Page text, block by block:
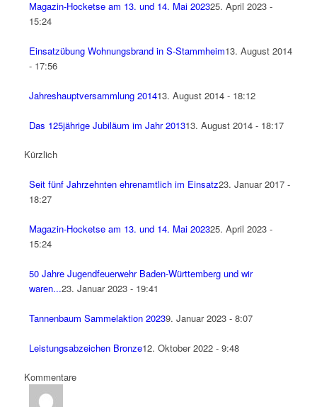
Magazin-Hocketse am 13. und 14. Mai 202325. April 2023 -
15:24
Einsatzübung Wohnungsbrand in S-Stammheim13. August 2014
- 17:56
Jahreshauptversammlung 201413. August 2014 - 18:12
Das 125jährige Jubiläum im Jahr 201313. August 2014 - 18:17
Kürzlich
Seit fünf Jahrzehnten ehrenamtlich im Einsatz23. Januar 2017 -
18:27
Magazin-Hocketse am 13. und 14. Mai 202325. April 2023 -
15:24
50 Jahre Jugendfeuerwehr Baden-Württemberg und wir
waren...23. Januar 2023 - 19:41
Tannenbaum Sammelaktion 20239. Januar 2023 - 8:07
Leistungsabzeichen Bronze12. Oktober 2022 - 9:48
Kommentare